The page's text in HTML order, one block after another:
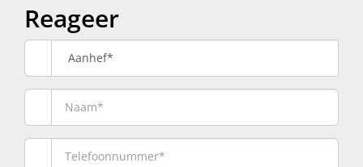
Reageer
Aanhef*